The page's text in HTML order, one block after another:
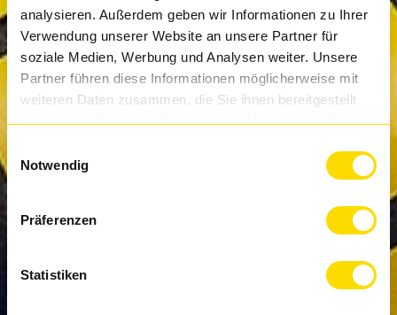
analysieren. Außerdem geben wir Informationen zu Ihrer
Verwendung unserer Website an unsere Partner für
soziale Medien, Werbung und Analysen weiter. Unsere
Partner führen diese Informationen möglicherweise mit
weiteren Daten zusammen, die Sie ihnen bereitgestellt
haben oder die sie im Rahmen Ihrer Nutzung der Dienste
Notwendig
Präferenzen
Statistiken